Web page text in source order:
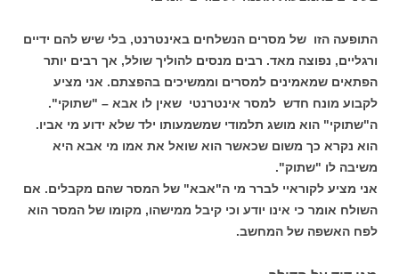
התופעה הזו של מסרים הנשלחים באינטרנט, בלי שיש להם ידיים
ורגליים, נפוצה מאד. רבים מנסים להוליך שולל, אך רבים יותר
הפתאים שמאמינים למסרים וממשיכים בהפצתם. אני מציע
לקבוע מונח חדש למסר אינטרנטי שאין לו אבא – "שתוקי".
ה"שתוקי" הוא מושג תלמודי שמשמעותו ילד שלא ידוע מי אביו.
הוא נקרא כך משום שכאשר הוא שואל את אמו מי אבא היא
משיבה לו "שתוק".
אני מציע לקוראיי לברר מי ה"אבא" של המסר שהם מקבלים. אם
השולח אומר כי אינו יודע וכי קיבל ממישהו, מקומו של המסר הוא
לפח האשפה של המחשב.